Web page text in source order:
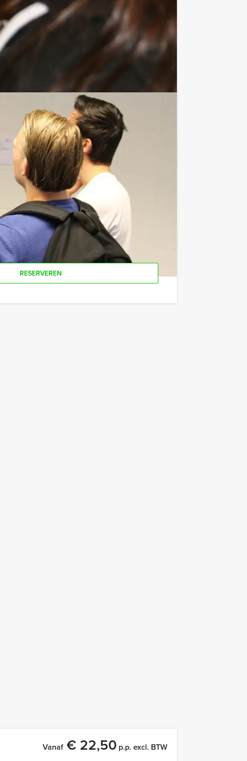
hun samenwerking, communicatie
app en hoogwaardig spelmateriaal
elk team kan winnen!
en onverwachte wendingen.
RESERVEREN
Vanaf€ 22,50 p.p. excl. BTW